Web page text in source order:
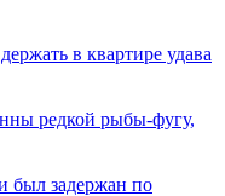
в квартире удава
редкой рыбы-фугу,
был задержан по